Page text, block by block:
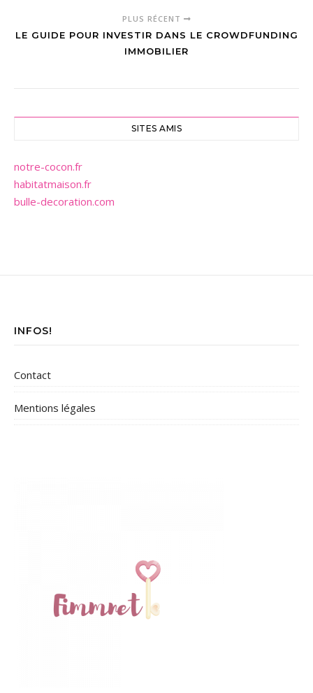
PLUS RÉCENT
LE GUIDE POUR INVESTIR DANS LE CROWDFUNDING
IMMOBILIER
SITES AMIS
notre-cocon.fr
habitatmaison.fr
bulle-decoration.com
INFOS!
Contact
Mentions légales